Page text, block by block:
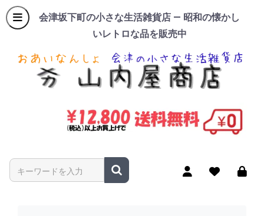
会津坂下町の小さな生活雑貨店 — 昭和の懐かし
いレトロな品を販売中
商品名やキーワードを入力